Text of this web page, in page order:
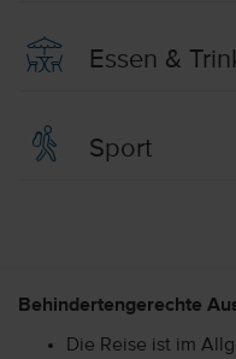
Essen &
Sport
Behindertengerechte
Die Reise ist im